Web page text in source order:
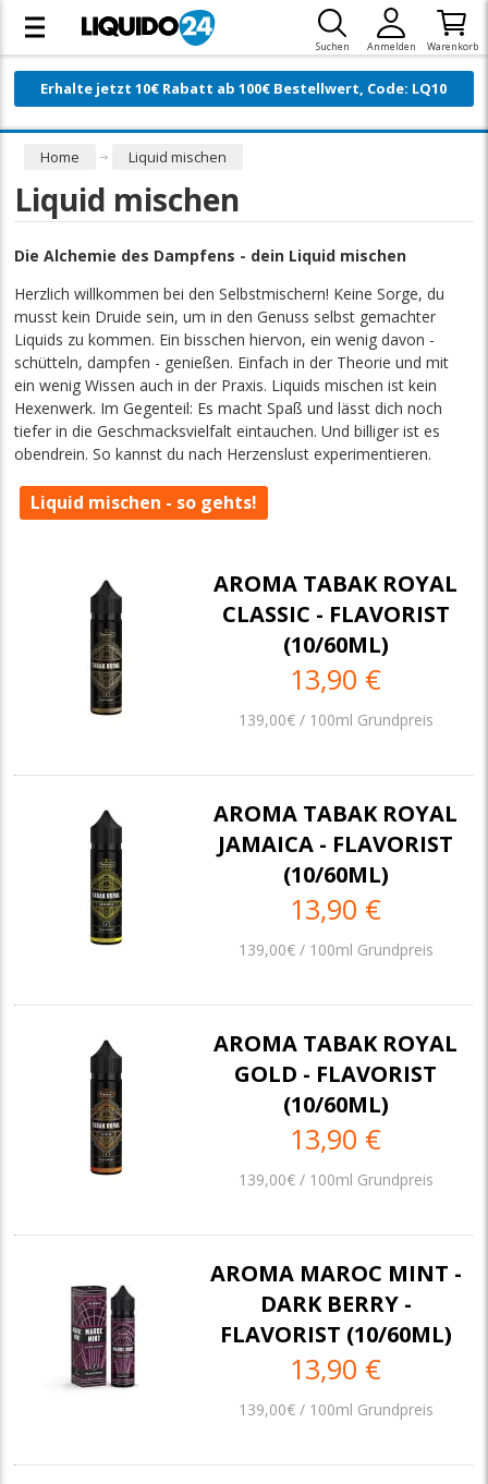
Suchen Anmelden Warenkorb
Erhalte jetzt 10€ Rabatt ab 100€ Bestellwert, Code: LQ10
Home Liquid mischen
Liquid mischen
Die Alchemie des Dampfens - dein Liquid mischen
Herzlich willkommen bei den Selbstmischern! Keine Sorge, du
musst kein Druide sein, um in den Genuss selbst gemachter
Liquids zu kommen. Ein bisschen hiervon, ein wenig davon -
schütteln, dampfen - genießen. Einfach in der Theorie und mit
ein wenig Wissen auch in der Praxis. Liquids mischen ist kein
Hexenwerk. Im Gegenteil: Es macht Spaß und lässt dich noch
tiefer in die Geschmacksvielfalt eintauchen. Und billiger ist es
obendrein. So kannst du nach Herzenslust experimentieren.
Liquid mischen - so gehts!
AROMA TABAK ROYAL
CLASSIC - FLAVORIST
(10/60ML)
13,90 €
139,00€ / 100ml Grundpreis
AROMA TABAK ROYAL
JAMAICA - FLAVORIST
(10/60ML)
13,90 €
139,00€ / 100ml Grundpreis
AROMA TABAK ROYAL
GOLD - FLAVORIST
(10/60ML)
13,90 €
139,00€ / 100ml Grundpreis
AROMA MAROC MINT -
DARK BERRY -
FLAVORIST (10/60ML)
13,90 €
139,00€ / 100ml Grundpreis